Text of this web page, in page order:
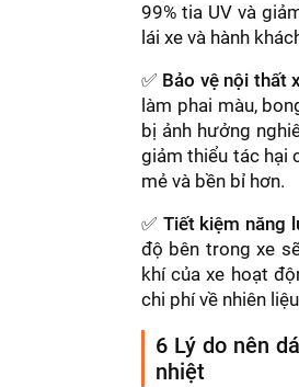
99% tia UV và
lái xe và hành
✅ Bảo vệ nội thất
làm phai màu,
bị ảnh hưởng
giảm thiểu tác hại
mẻ và bền bỉ hơn.
✅ Tiết kiệm năng
độ bên trong xe
khí của xe hoạt
chi phí về nhiên
6 Lý do nên
nhiệt